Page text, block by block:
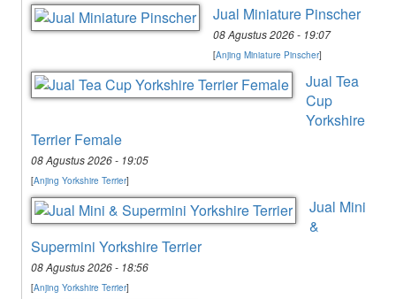
Jual Miniature Pinscher
08 Agustus 2026 - 19:07
[Anjing Miniature Pinscher]
Jual Tea
Cup
Yorkshire
Terrier Female
08 Agustus 2026 - 19:05
[Anjing Yorkshire Terrier]
Jual Mini
&
Supermini Yorkshire Terrier
08 Agustus 2026 - 18:56
[Anjing Yorkshire Terrier]